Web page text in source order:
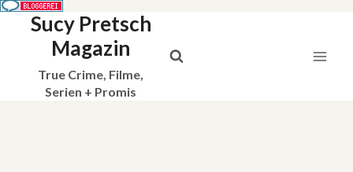
Sucy Pretsch
Magazin
True Crime, Filme,
Serien + Promis